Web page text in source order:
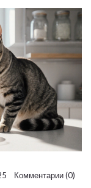
Комментарии (0)